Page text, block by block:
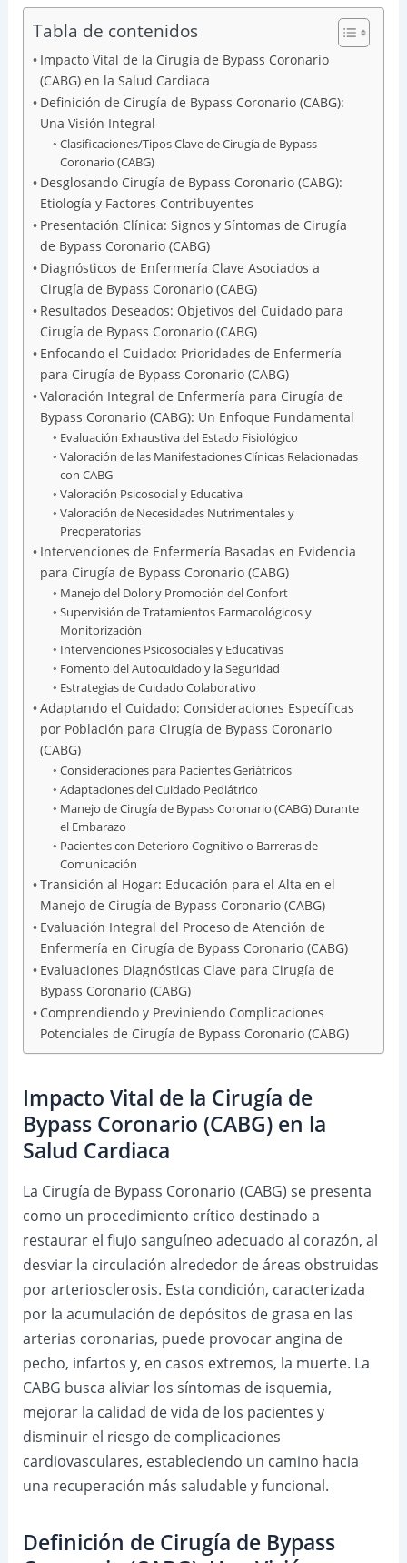
Tabla de contenidos
Impacto Vital de la Cirugía de Bypass Coronario
(CABG) en la Salud Cardiaca
Definición de Cirugía de Bypass Coronario (CABG):
Una Visión Integral
Clasificaciones/Tipos Clave de Cirugía de Bypass
Coronario (CABG)
Desglosando Cirugía de Bypass Coronario (CABG):
Etiología y Factores Contribuyentes
Presentación Clínica: Signos y Síntomas de Cirugía
de Bypass Coronario (CABG)
Diagnósticos de Enfermería Clave Asociados a
Cirugía de Bypass Coronario (CABG)
Resultados Deseados: Objetivos del Cuidado para
Cirugía de Bypass Coronario (CABG)
Enfocando el Cuidado: Prioridades de Enfermería
para Cirugía de Bypass Coronario (CABG)
Valoración Integral de Enfermería para Cirugía de
Bypass Coronario (CABG): Un Enfoque Fundamental
Evaluación Exhaustiva del Estado Fisiológico
Valoración de las Manifestaciones Clínicas Relacionadas
con CABG
Valoración Psicosocial y Educativa
Valoración de Necesidades Nutrimentales y
Preoperatorias
Intervenciones de Enfermería Basadas en Evidencia
para Cirugía de Bypass Coronario (CABG)
Manejo del Dolor y Promoción del Confort
Supervisión de Tratamientos Farmacológicos y
Monitorización
Intervenciones Psicosociales y Educativas
Fomento del Autocuidado y la Seguridad
Estrategias de Cuidado Colaborativo
Adaptando el Cuidado: Consideraciones Específicas
por Población para Cirugía de Bypass Coronario
(CABG)
Consideraciones para Pacientes Geriátricos
Adaptaciones del Cuidado Pediátrico
Manejo de Cirugía de Bypass Coronario (CABG) Durante
el Embarazo
Pacientes con Deterioro Cognitivo o Barreras de
Comunicación
Transición al Hogar: Educación para el Alta en el
Manejo de Cirugía de Bypass Coronario (CABG)
Evaluación Integral del Proceso de Atención de
Enfermería en Cirugía de Bypass Coronario (CABG)
Evaluaciones Diagnósticas Clave para Cirugía de
Bypass Coronario (CABG)
Comprendiendo y Previniendo Complicaciones
Potenciales de Cirugía de Bypass Coronario (CABG)
Impacto Vital de la Cirugía de
Bypass Coronario (CABG) en la
Salud Cardiaca
La Cirugía de Bypass Coronario (CABG) se presenta
como un procedimiento crítico destinado a
restaurar el flujo sanguíneo adecuado al corazón, al
desviar la circulación alrededor de áreas obstruidas
por arteriosclerosis. Esta condición, caracterizada
por la acumulación de depósitos de grasa en las
arterias coronarias, puede provocar angina de
pecho, infartos y, en casos extremos, la muerte. La
CABG busca aliviar los síntomas de isquemia,
mejorar la calidad de vida de los pacientes y
disminuir el riesgo de complicaciones
cardiovasculares, estableciendo un camino hacia
una recuperación más saludable y funcional.
Definición de Cirugía de Bypass